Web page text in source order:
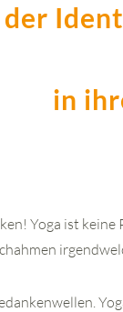
der
in
Yoga ist